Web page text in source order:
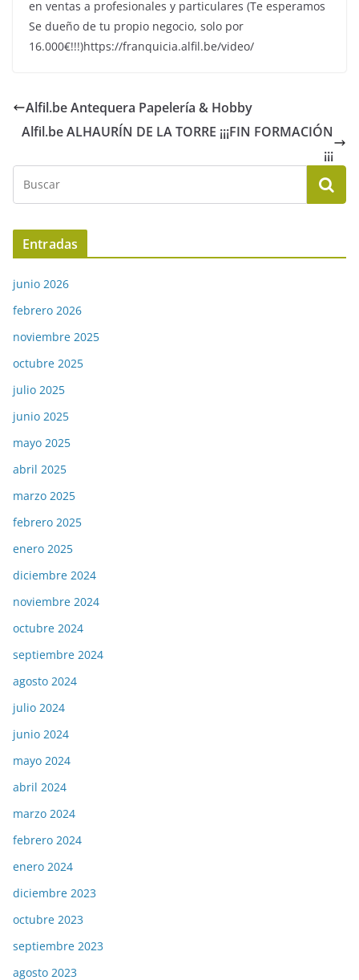
en ventas a profesionales y particulares (Te esperamos
Se dueño de tu propio negocio, solo por
16.000€!!!)https://franquicia.alfil.be/video/
Alfil.be Antequera Papelería & Hobby
Alfil.be ALHAURÍN DE LA TORRE ¡¡¡FIN FORMACIÓN
¡¡¡
Entradas
junio 2026
febrero 2026
noviembre 2025
octubre 2025
julio 2025
junio 2025
mayo 2025
abril 2025
marzo 2025
febrero 2025
enero 2025
diciembre 2024
noviembre 2024
octubre 2024
septiembre 2024
agosto 2024
julio 2024
junio 2024
mayo 2024
abril 2024
marzo 2024
febrero 2024
enero 2024
diciembre 2023
octubre 2023
septiembre 2023
agosto 2023